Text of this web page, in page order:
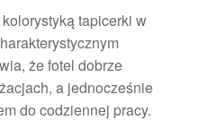
tapicerki w
że fotel dobrze
a jednocześnie
do codziennej pracy.